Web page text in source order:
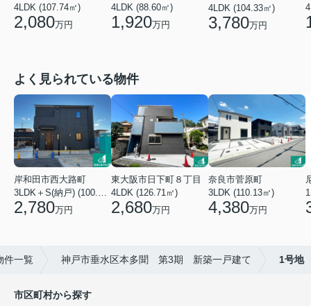
4LDK (107.74㎡)
2,080万円
4LDK (88.60㎡)
1,920万円
4LDK (104.33㎡)
3,780万円
よく見られている物件
岸和田市西大路町
2,780万円
東大阪市日下町８丁目
4LDK (126.71㎡)
2,680万円
奈良市菅原町
3LDK (110.13㎡)
4,380万円
件一覧 神戸市垂水区本多聞 第3期 新築一戸建て 1号地
市区町村から探す